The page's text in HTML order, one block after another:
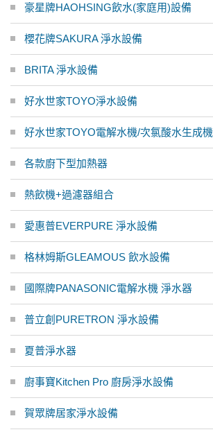
豪星牌HAOHSING飲水(家庭用)設備
櫻花牌SAKURA 淨水設備
BRITA 淨水設備
好水世家TOYO淨水設備
好水世家TOYO電解水機/次氯酸水生成機
各款廚下型加熱器
熱飲機+過濾器組合
愛惠普EVERPURE 淨水設備
格林姆斯GLEAMOUS 飲水設備
國際牌PANASONIC電解水機 淨水器
普立創PURETRON 淨水設備
夏普淨水器
廚事寶Kitchen Pro 廚房淨水設備
賀眾牌居家淨水設備